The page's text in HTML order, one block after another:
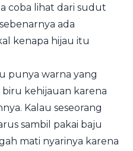
coba lihat dari sudut
ada
kenapa hijau itu
punya warna yang
kehijauan karena
Kalau seseorang
sambil pakai baju
mati nyarinya karena